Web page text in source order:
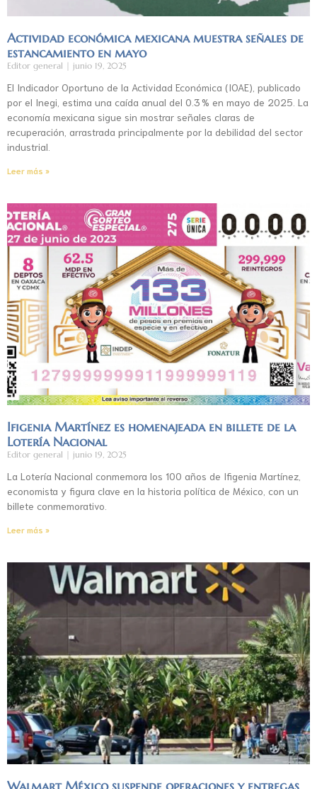
Actividad económica mexicana muestra señales de
estancamiento en mayo
Editor general junio 19, 2025
El Indicador Oportuno de la Actividad Económica (IOAE), publicado
por el Inegi, estima una caída anual del 0.3 % en mayo de 2025. La
economía mexicana sigue sin mostrar señales claras de
recuperación, arrastrada principalmente por la debilidad del sector
industrial.
Leer más »
Ifigenia Martínez es homenajeada en billete de la
Lotería Nacional
Editor general junio 19, 2025
La Lotería Nacional conmemora los 100 años de Ifigenia Martínez,
economista y figura clave en la historia política de México, con un
billete conmemorativo.
Leer más »